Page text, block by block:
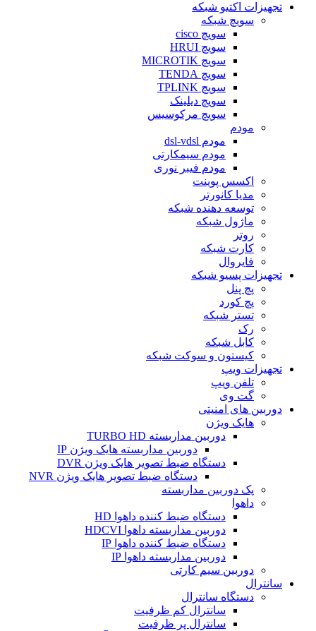
تجهیزات اکتیو شبکه
سویچ شبکه
سویچ cisco
سویچ HRUI
سویچ MICROTIK
سویچ TENDA
سویچ TPLINK
سویچ دیلینک
سویچ مرکوسیس
مودم
مودم dsl-vdsl
مودم سیمکارتی
مودم فیبر نوری
اکسس پوینت
مدیا کانورتر
توسعه دهنده شبکه
ماژول شبکه
روتر
کارت شبکه
فایروال
تجهیزات پسیو شبکه
پچ پنل
پچ کورد
تستر شبکه
رک
کابل شبکه
کیستون و سوکت شبکه
تجهیزات ویپ
تلفن ویپ
گت وی
دوربین های امنیتی
هایک ویژن
دوربین مداربسته TURBO HD
دوربین مداربسته هایک ویژن IP
دستگاه ضبط تصویر هایک ویژن DVR
دستگاه ضبط تصویر هایک ویژن NVR
پک دوربین مداربسته
داهوا
دستگاه ضبط کننده داهوا HD
دوربین مداربسته داهوا HDCVI
دستگاه ضبط کننده داهوا IP
دوربین مداربسته داهوا IP
دوربین سیم کارتی
سانترال
دستگاه سانترال
سانترال کم ظرفیت
سانترال پر ظرفیت